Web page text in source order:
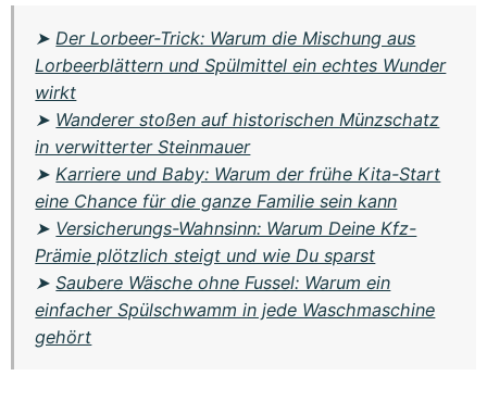
➤ Der Lorbeer-Trick: Warum die Mischung aus
Lorbeerblättern und Spülmittel ein echtes Wunder
wirkt
➤ Wanderer stoßen auf historischen Münzschatz
in verwitterter Steinmauer
➤ Karriere und Baby: Warum der frühe Kita-Start
eine Chance für die ganze Familie sein kann
➤ Versicherungs-Wahnsinn: Warum Deine Kfz-
Prämie plötzlich steigt und wie Du sparst
➤Saubere Wäsche ohne Fussel: Warum ein
einfacher Spülschwamm in jede Waschmaschine
gehört